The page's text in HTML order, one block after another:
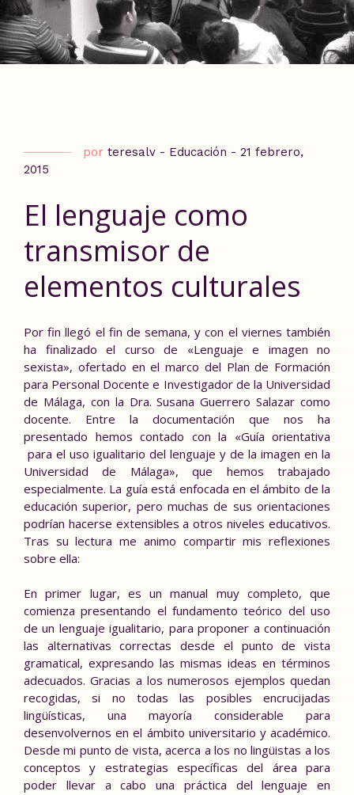
por teresalv - Educación - 21 febrero,
2015
El lenguaje como
transmisor de
elementos culturales
Por fin llegó el fin de semana, y con el viernes también
ha finalizado el curso de «Lenguaje e imagen no
sexista», ofertado en el marco del Plan de Formación
para Personal Docente e Investigador de la Universidad
de Málaga, con la Dra. Susana Guerrero Salazar como
docente. Entre la documentación que nos ha
presentado hemos contado con la «Guía orientativa
para el uso igualitario del lenguaje y de la imagen en la
Universidad de Málaga», que hemos trabajado
especialmente. La guía está enfocada en el ámbito de la
educación superior, pero muchas de sus orientaciones
podrían hacerse extensibles a otros niveles educativos.
Tras sulectura me animo compartir mis reflexiones
sobre ella:
En primer lugar, es un manual muy completo, que
comienza presentando el fundamento teórico del uso
de un lenguaje igualitario, para proponer a continuación
las alternativas correctas desde el punto de vista
gramatical, expresando las mismas ideas en términos
adecuados. Gracias a los numerosos ejemplos quedan
recogidas, si no todas las posibles encrucijadas
lingüísticas, una mayoría considerable para
desenvolvernos en el ámbito universitario y académico.
Desde mi punto de vista, acerca a los no lingüistas a los
conceptos y estrategias específicas del área para
poder llevar a cabo una práctica del lenguaje en